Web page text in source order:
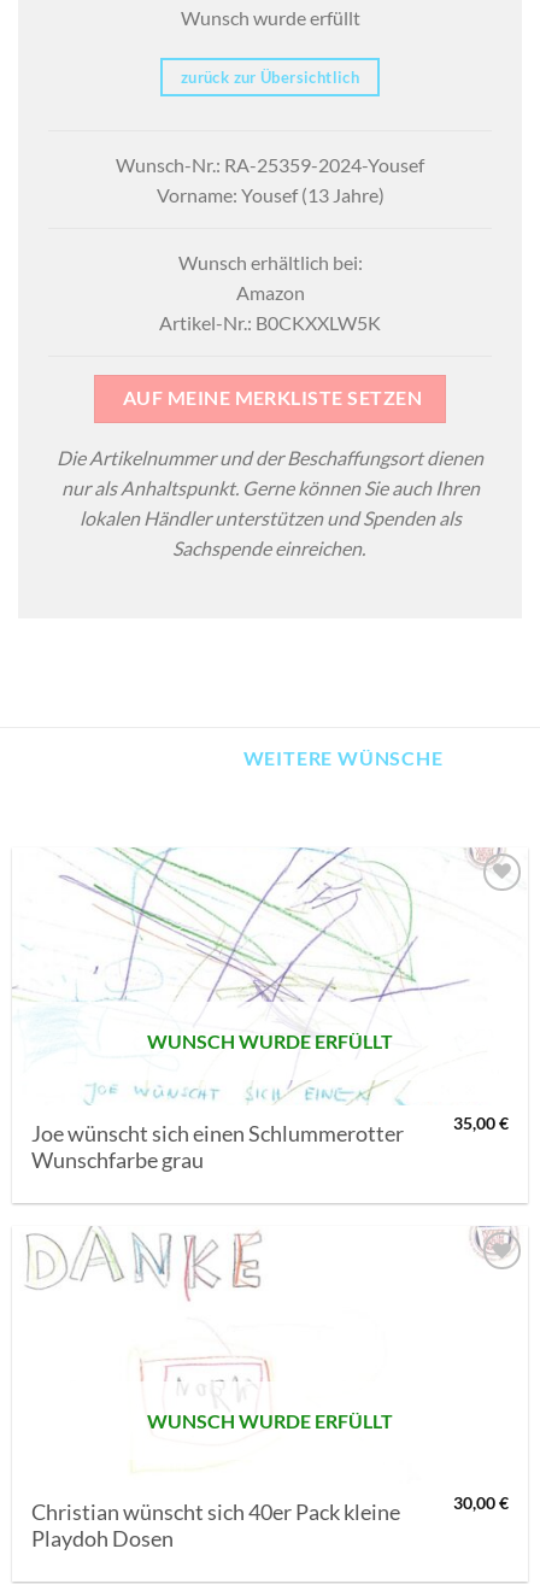
Wunsch wurde erfüllt
zurück zur Übersichtlich
Wunsch-Nr.: RA-25359-2024-Yousef
Vorname: Yousef (13 Jahre)
Wunsch erhältlich bei:
Amazon
Artikel-Nr.: B0CKXXLW5K
AUF MEINE MERKLISTE SETZEN
Die Artikelnummer und der Beschaffungsort dienen
nur als Anhaltspunkt. Gerne können Sie auch Ihren
lokalen Händler unterstützen und Spenden als
Sachspende einreichen.
WEITERE WÜNSCHE
MERKLISTE
WUNSCH WURDE ERFÜLLT
Joe wünscht sich einen Schlummerotter
Wunschfarbe grau
35,00€
WUNSCH WURDE ERFÜLLT
Christian wünscht sich 40er Pack kleine
Playdoh Dosen
30,00€